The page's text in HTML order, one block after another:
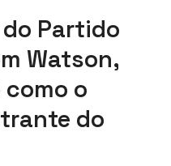
Partido
Watson,
o
do